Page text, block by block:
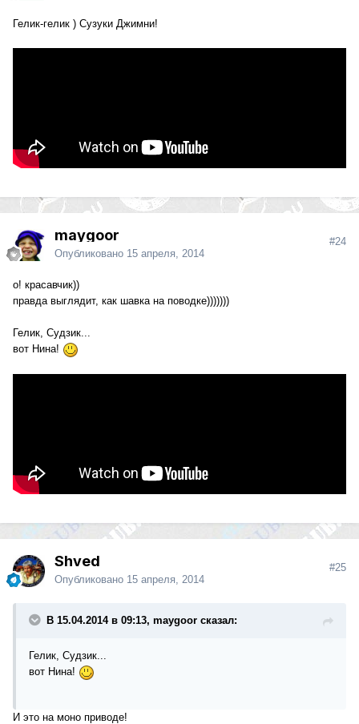
Гелик-гелик ) Сузуки Джимни!
maygoor
Опубликовано 15 апреля, 2014
#24
о! красавчик))
правда выглядит, как шавка на поводке)))))))
Гелик, Судзик...
вот Нина!
Shved
Опубликовано 15 апреля, 2014
#25
В 15.04.2014 в 09:13, maygoor сказал:
Гелик, Судзик...
вот Нина!
И это на моно приводе!